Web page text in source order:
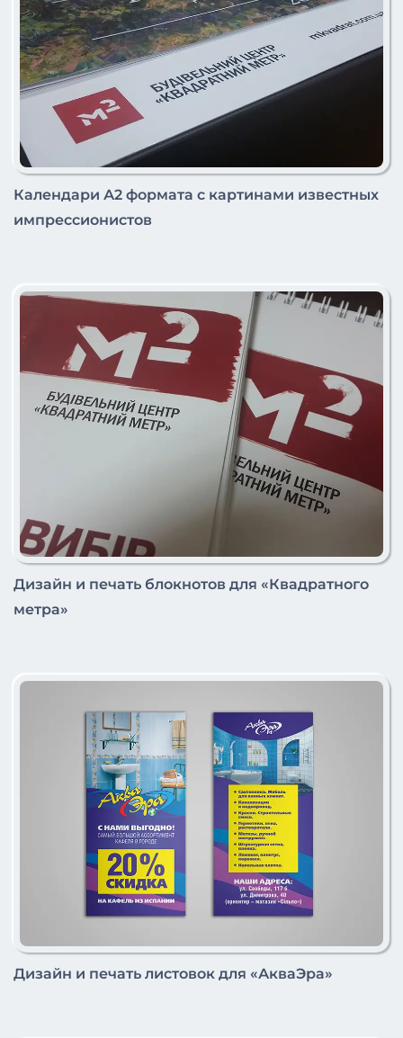
Календари А2 формата с картинами известных
импрессионистов
Дизайн и печать блокнотов для «Квадратного
метра»
Дизайн и печать листовок для «АкваЭра»